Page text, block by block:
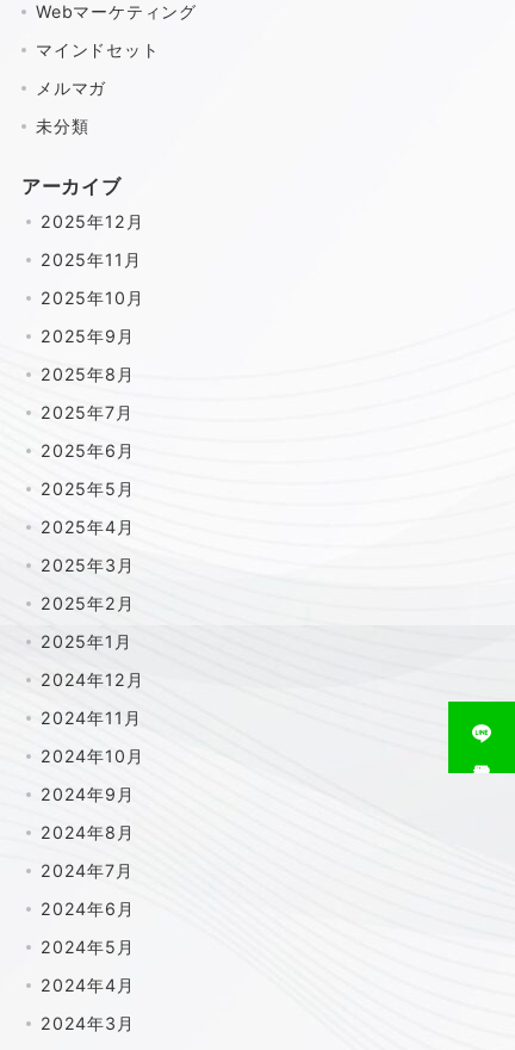
Webマーケティング
マインドセット
メルマガ
未分類
アーカイブ
2025年12月
2025年11月
2025年10月
2025年9月
2025年8月
2025年7月
2025年6月
2025年5月
2025年4月
2025年3月
2025年2月
2025年1月
2024年12月
2024年11月
2024年10月
2024年9月
2024年8月
2024年7月
2024年6月
2024年5月
2024年4月
2024年3月